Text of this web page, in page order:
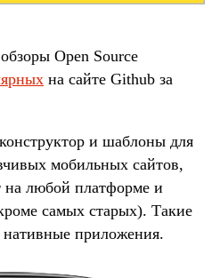
Open Source
на сайте Github за
и шаблоны для
мобильных сайтов,
на любой платформе и
самых старых). Такие
нативные приложения.